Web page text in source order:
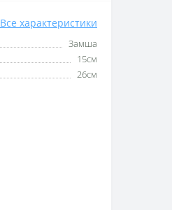
Все характеристики
Замша
15см
26см